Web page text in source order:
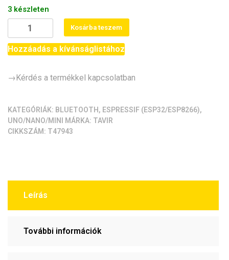
5.850Ft.4.990Ft.
3 készleten
Duino
/
Uno
Kosárba teszem
Hozzáadás a kívánságlistához
→Kérdés a termékkel kapcsolatban
KATEGÓRIÁK: BLUETOOTH , ESPRESSIF (ESP32/ESP8266),
UNO/NANO/MINI
MÁRKA: TAVIR
CIKKSZÁM: T47943
Leírás
További információk